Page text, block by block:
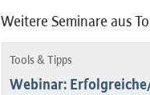
Weitere Seminare aus
Tools & Tipps
Webinar: